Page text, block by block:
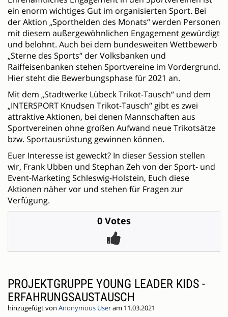
ein enorm wichtiges Gut im organisierten Sport. Bei
der Aktion „Sporthelden des Monats“ werden Personen
mit diesem außergewöhnlichen Engagement gewürdigt
und belohnt. Auch bei dem bundesweiten Wettbewerb
„Sterne des Sports“ der Volksbanken und
Raiffeisenbanken stehen Sportvereine im Vordergrund.
Hier steht die Bewerbungsphase für 2021 an.
Mit dem „Stadtwerke Lübeck Trikot-Tausch“ und dem
„INTERSPORT Knudsen Trikot-Tausch“ gibt es zwei
attraktive Aktionen, bei denen Mannschaften aus
Sportvereinen ohne großen Aufwand neue Trikotsätze
bzw. Sportausrüstung gewinnen können.
Euer Interesse ist geweckt? In dieser Session stellen
wir, Frank Ubben und Stephan Zeh von der Sport- und
Event-Marketing Schleswig-Holstein, Euch diese
Aktionen näher vor und stehen für Fragen zur
Verfügung.
0 Votes
PROJEKTGRUPPE YOUNG LEADER KIDS -
ERFAHRUNGSAUSTAUSCH
hinzugefügt von Anonymous Useram 11.03.2021